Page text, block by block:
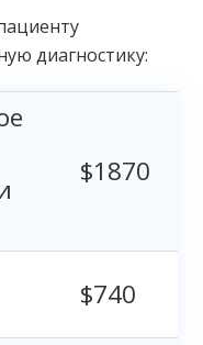
диагностику:
$1870
$740